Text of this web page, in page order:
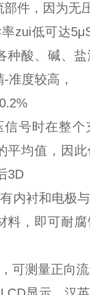
件，因为无
zui低可达
种酸、碱、
-准度较高，
信号时在整
平均值，因
3D
内衬和电极
料，即可耐
可测量正向